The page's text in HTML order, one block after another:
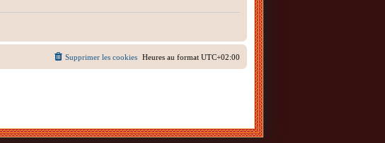
Heures au format UTC+02:00
Supprimer les cookies